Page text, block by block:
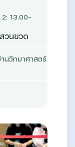
13.00–
วนขวด
นวิทยาศาสตร์